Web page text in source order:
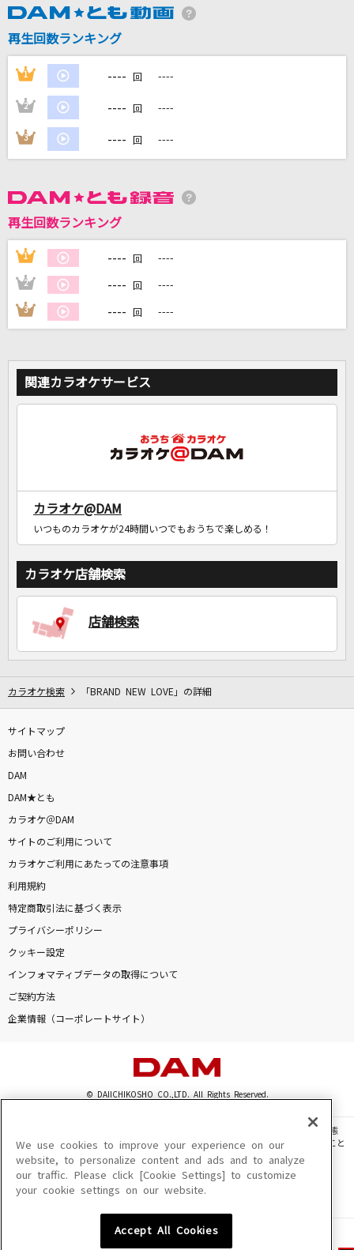
PRODUCE 101 JAPAN 新世界
カラオケ最新情報をチェック！
再生回数ランキング
1 ---- 回 ----
2 ---- 回 ----
3 ---- 回 ----
再生回数ランキング
1 ---- 回 ----
2 ---- 回 ----
3 ---- 回 ----
関連カラオケサービス
カラオケ@DAM
いつものカラオケが24時間いつでもおうちで楽しめる！
カラオケ店舗検索
店舗検索
カラオケ検索 「BRAND NEW LOVE」の詳細
サイトマップ
お問い合わせ
DAM
DAM★とも
カラオケ＠DAM
サイトのご利用について
カラオケご利用にあたっての注意事項
利用規約
特定商取引法に基づく表示
プライバシーポリシー
クッキー設定
インフォマティブデータの取得について
ご契約方法
企業情報（コーポレートサイト）
© DAIICHIKOSHO CO.,LTD. All Rights Reserved.
このサイトに掲載されている一切の文章・画像・写真・動画・音声等を、手段や形態
を問わず、著作権法の定める範囲を超えて無断で複製、転載、ファイル化などすること
を禁じます。
楽曲及びコンテンツは、機種によりご利用いただけない場合があります。
楽曲及びコンテンツの配信日、配信内容が変更になる場合があります。
We use cookies to improve your experience on our
website, to personalize content and ads and to analyze
our traffic. Please click [Cookie Settings] to customize
your cookie settings on our website.
Accept All Cookies